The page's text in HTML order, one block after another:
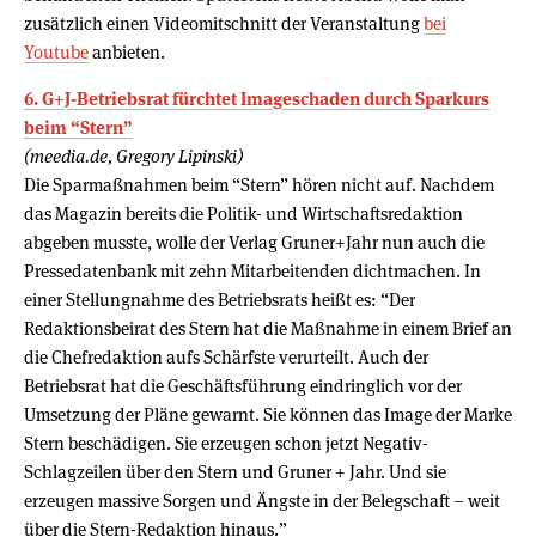
zusätzlich einen Videomitschnitt der Veranstaltungbei
Youtubeanbieten.
6. G+J-Betriebsrat fürchtet Imageschaden durch Sparkurs
beim “Stern”
(meedia.de, Gregory Lipinski)
Die Sparmaßnahmen beim “Stern” hören nicht auf. Nachdem
das Magazin bereits die Politik- und Wirtschaftsredaktion
abgeben musste, wolle der Verlag Gruner+Jahr nun auch die
Pressedatenbank mit zehn Mitarbeitenden dichtmachen. In
einer Stellungnahme des Betriebsrats heißt es: “Der
Redaktionsbeirat des Stern hat die Maßnahme in einem Brief an
die Chefredaktion aufs Schärfste verurteilt. Auch der
Betriebsrat hat die Geschäftsführung eindringlich vor der
Umsetzung der Pläne gewarnt. Sie können das Image der Marke
Stern beschädigen. Sie erzeugen schon jetzt Negativ-
Schlagzeilen über den Stern und Gruner + Jahr. Und sie
erzeugen massive Sorgen und Ängste in der Belegschaft – weit
über die Stern-Redaktion hinaus.”